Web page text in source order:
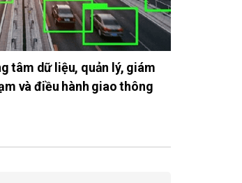
tâm dữ liệu, quản lý, giám
và điều hành giao thông